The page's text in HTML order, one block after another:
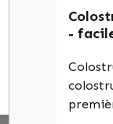
tant
de
nous
faire
les
plus
-